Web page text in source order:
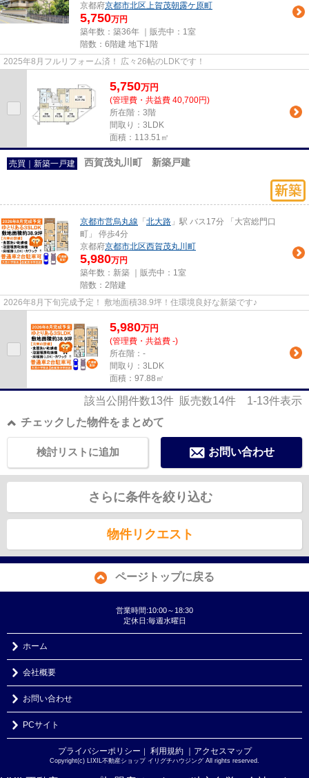
京都府京都市北区上賀茂朝露ケ原町
5,750万円
築年数：築36年 ｜販売中： 1室
階数：6階建 地下1階
2025年8月フルリフォーム済！ 広々26帖のLDKです！
5,750万円
(管理費・共益費 40,700円)
所在階：3階
間取り：3LDK
面積：113.51㎡
売買｜新築一戸建 西賀茂丸川町 新築戸建
京都市営烏丸線 「 北大路 」駅 バス17分 「大宮総門口
町」 停歩4分
京都府京都市北区西賀茂丸川町
5,980万円
築年数：新築 ｜販売中： 1室
階数：2階建
2026年8月下旬完成予定！ 敷地面積38.9坪！住環境良好な新築です♪
5,980万円
(管理費・共益費 -)
所在階：-
間取り：3LDK
面積：97.88㎡
該当公開件数13件 販売数14件 1-13件表示
チェックした物件をまとめて
お問い合わせ
検討リストに追加
さらに条件を絞り込む
物件リクエスト
ページトップに戻る
営業時間:10:00～18:30
定休日:毎週水曜日
ホーム
会社概要
お問い合わせ
PCサイト
プライバシーポリシー ｜ 利用規約 ｜アクセスマップ
Copyright(c) LIXIL不動産ショップ イリグチハウジング All rights reserved.